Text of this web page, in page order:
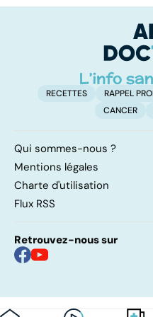
RECETTES RAPPEL
CANCER
Qui sommes-nous ?
Mentions légales
Charte d'utilisation
Flux RSS
Retrouvez-nous sur